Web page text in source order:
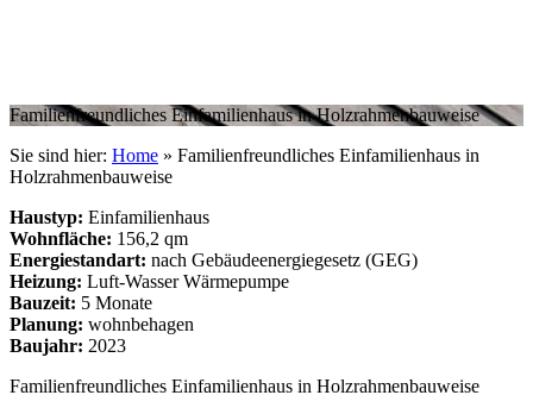
Familienfreundliches Einfamilienhaus in Holzrahmenbauweise
Sie sind hier: Home » Familienfreundliches Einfamilienhaus in
Holzrahmenbauweise
Haustyp: Einfamilienhaus
Wohnfläche: 156,2 qm
Energiestandart: nach Gebäudeenergiegesetz (GEG)
Heizung: Luft-Wasser Wärmepumpe
Bauzeit: 5 Monate
Planung: wohnbehagen
Baujahr: 2023
Familienfreundliches Einfamilienhaus in Holzrahmenbauweise